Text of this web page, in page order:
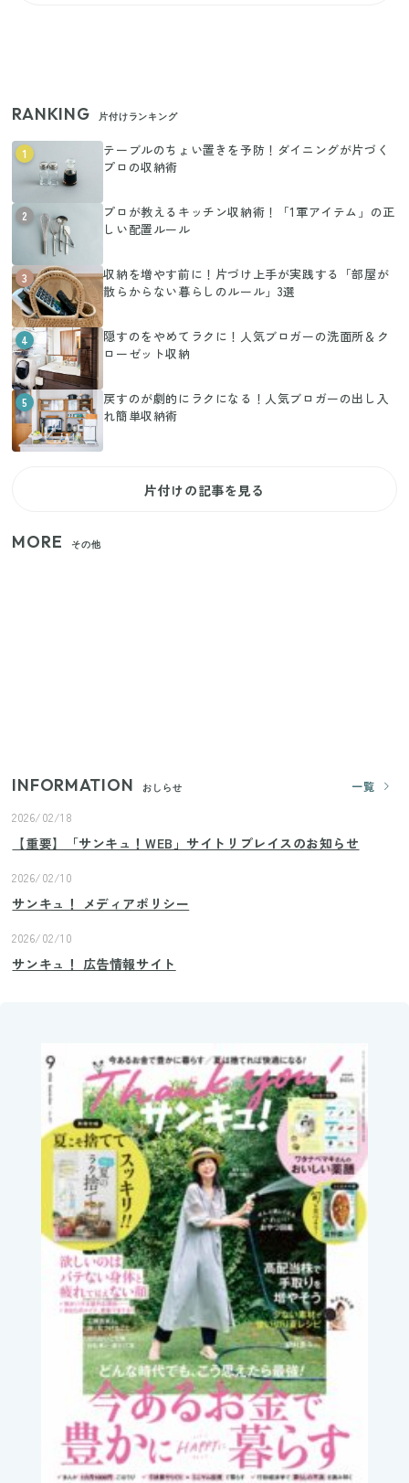
RANKING 片付けランキング
1
テーブルのちょい置きを予防！ダイニングが片づく
プロの収納術
2
プロが教えるキッチン収納術！「1軍アイテム」の正
しい配置ルール
3
収納を増やす前に！片づけ上手が実践する「部屋が
散らからない暮らしのルール」3選
4
隠すのをやめてラクに！人気ブロガーの洗面所＆ク
ローゼット収納
5
戻すのが劇的にラクになる！人気ブロガーの出し入
れ簡単収納術
片付けの記事を見る
MORE その他
INFORMATION おしらせ
一覧
2026/02/18
【重要】「サンキュ！WEB」サイトリプレイスのお知らせ
2026/02/10
サンキュ！ メディアポリシー
2026/02/10
サンキュ！ 広告情報サイト